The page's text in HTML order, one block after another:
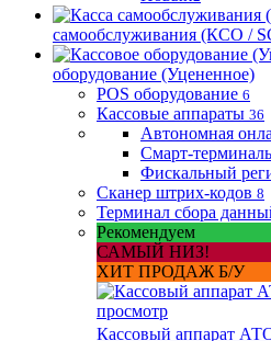
самообслуживания (КСО /
оборудование (Уцененное)
POS оборудование 6
Кассовые аппараты 36
Автономная
Смарт-
Фискальный
Сканер штрих-кодов 8
Терминал сбора
Рекомендуем
САМЫЙ НИЗ!
ХИТ ПРОДАЖ Б/У
просмотр
Кассовый аппарат